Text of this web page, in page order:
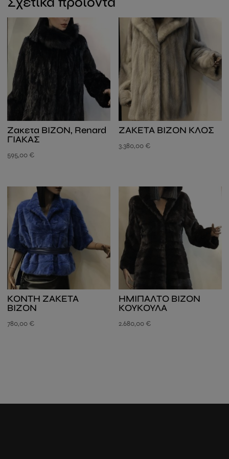
Zακετα ΒΙΖΟΝ, Renard
ΓΙΑΚΑΣ
595,00 €
ZAKETA BIZON KΛΟΣ
3.380,00 €
KΟΝΤΗ ZAKETA
BIZON
780,00 €
ΗΜΙΠΑΛΤΟ ΒΙΖΟΝ
ΚΟΥΚΟΥΛΑ
2.680,00 €